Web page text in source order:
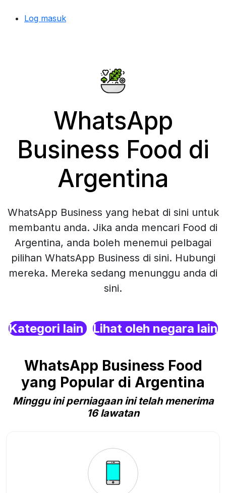
Log masuk
WhatsApp
Business Food di
Argentina
WhatsApp Business yang hebat di sini untuk
membantu anda. Jika anda mencari Food di
Argentina, anda boleh menemui pelbagai
pilihan WhatsApp Business di sini. Hubungi
mereka. Mereka sedang menunggu anda di
sini.
Kategori lain Lihat oleh negara lain
WhatsApp Business Food
yang Popular di Argentina
Minggu ini perniagaan ini telah menerima
16 lawatan